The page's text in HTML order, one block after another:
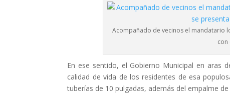
Acompañado de vecinos el mandatario
con
En ese sentido, el Gobierno Municipal en aras
calidad de vida de los residentes de esa
tuberías de 10 pulgadas, además del empalme